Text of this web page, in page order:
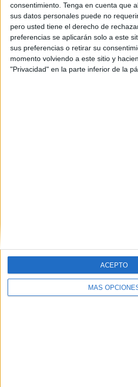
consentimiento. Tenga en cuenta que
sus datos personales puede no
pero usted tiene el derecho de
preferencias se aplicarán solo a este
sus preferencias o retirar su
momento volviendo a este sitio y
"Privacidad" en la parte inferior de la
MÁS
ACEPTO
Buscar
SIGUE NUESTROS TABLEROS EN